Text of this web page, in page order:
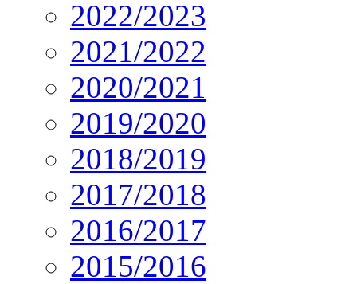
2022/2023
2021/2022
2020/2021
2019/2020
2018/2019
2017/2018
2016/2017
2015/2016